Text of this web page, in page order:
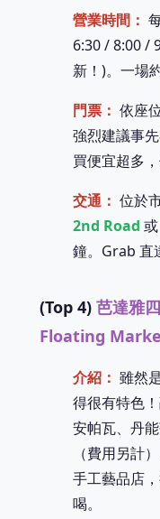
營業時間：
6:30 / 8:00 /
新！)。一場
門票： 依座
強烈建議事
買便宜超多
交通： 位於
2nd Road 或
鐘。Grab 直
(Top 4) 芭達雅
Floating
介紹： 雖然
得很有特色
安帕瓦、丹
（費用另計
手工藝品店
喝。